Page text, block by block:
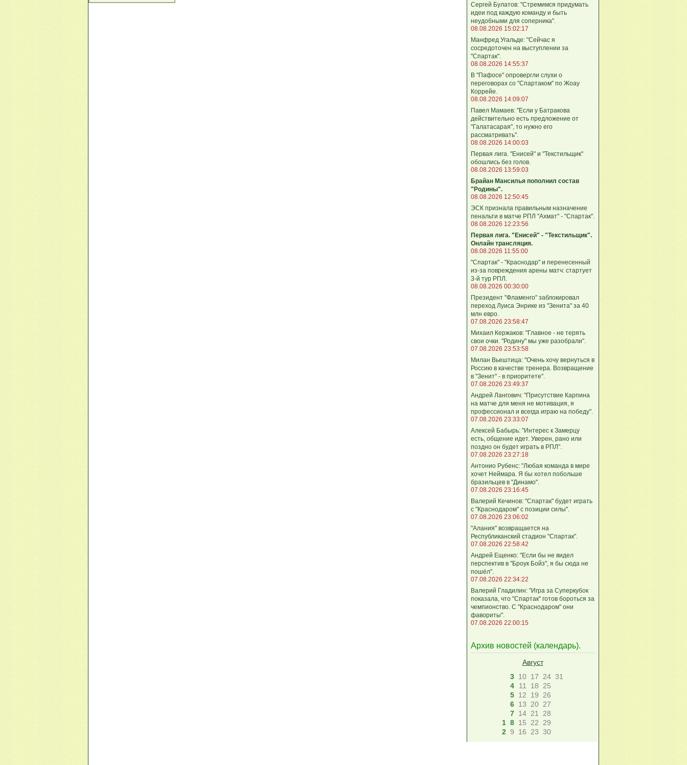
Сергей Булатов: "Стремимся придумать
идеи под каждую команду и быть
неудобными для соперника".
08.08.2026 15:02:17
Манфред Угальде: "Сейчас я
сосредоточен на выступлении за
"Спартак".
08.08.2026 14:55:37
В "Пафосе" опровергли слухи о
переговорах со "Спартаком" по Жоау
Коррейе.
08.08.2026 14:09:07
Павел Мамаев: "Если у Батракова
действительно есть предложение от
"Галатасарая", то нужно его
рассматривать".
08.08.2026 14:00:03
Первая лига. "Енисей" и "Текстильщик"
обошлись без голов.
08.08.2026 13:59:03
Брайан Мансилья пополнил состав
"Родины".
08.08.2026 12:50:45
ЭСК признала правильным назначение
пенальти в матче РПЛ "Ахмат" - "Спартак".
08.08.2026 12:23:56
Первая лига. "Енисей" - "Текстильщик".
Онлайн трансляция.
08.08.2026 11:55:00
"Спартак" - "Краснодар" и перенесенный
из-за повреждения арены матч: стартует
3-й тур РПЛ.
08.08.2026 00:30:00
Президент "Фламенго" заблокировал
переход Луиса Энрике из "Зенита" за 40
млн евро.
07.08.2026 23:58:47
Михаил Кержаков: "Главное - не терять
свои очки. "Родину" мы уже разобрали".
07.08.2026 23:53:58
Милан Вьештица: "Очень хочу вернуться в
Россию в качестве тренера. Возвращение
в "Зенит" - в приоритете".
07.08.2026 23:49:37
Андрей Лангович: "Присутствие Карпина
на матче для меня не мотивация, я
профессионал и всегда играю на победу".
07.08.2026 23:33:07
Алексей Бабырь: "Интерес к Замерцу
есть, общение идет. Уверен, рано или
поздно он будет играть в РПЛ".
07.08.2026 23:27:18
Антонио Рубенс: "Любая команда в мире
хочет Неймара. Я бы хотел побольше
бразильцев в "Динамо".
07.08.2026 23:16:45
Валерий Кечинов: "Спартак" будет играть
с "Краснодаром" с позиции силы".
07.08.2026 23:06:02
"Алания" возвращается на
Республиканский стадион "Спартак".
07.08.2026 22:58:42
Андрей Ещенко: "Если бы не видел
перспектив в "Броук Бойз", я бы сюда не
пошёл".
07.08.2026 22:34:22
Валерий Гладилин: "Игра за Суперкубок
показала, что "Спартак" готов бороться за
чемпионство. С "Краснодаром" они
фавориты".
07.08.2026 22:00:15
Архив новостей (календарь).
Август
3 10 17 24 31
4
11 18
25
5 12 19
26
6 13 20 27
7 14 21
28
1 8 15 22
29
2 9 16 23 30